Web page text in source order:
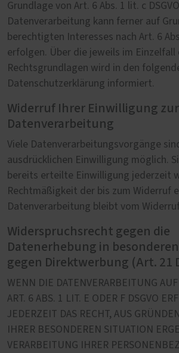
Grundlage von Art. 6 Abs. 1 lit. c
Datenverarbeitung kann ferner auf
berechtigten Interesses nach Art. 6
erfolgen. Über die jeweils im Einzelfall
Rechtsgrundlagen wird in den
Datenschutzerklärung informiert.
Widerruf Ihrer Einwilligung zur
Datenverarbeitung
Viele Datenverarbeitungsvorgänge
ausdrücklichen Einwilligung möglich.
bereits erteilte Einwilligung jederzeit
Rechtmäßigkeit der bis zum Widerruf
Datenverarbeitung bleibt vom
Widerspruchsrecht gegen die
Datenerhebung in
gegen Direktwerbung (Art. 21
WENN DIE DATENVERARBEITUNG
ART. 6 ABS. 1 LIT. E ODER F DSGVO
JEDERZEIT DAS RECHT, AUS
IHRER BESONDEREN SITUATION
VERARBEITUNG IHRER